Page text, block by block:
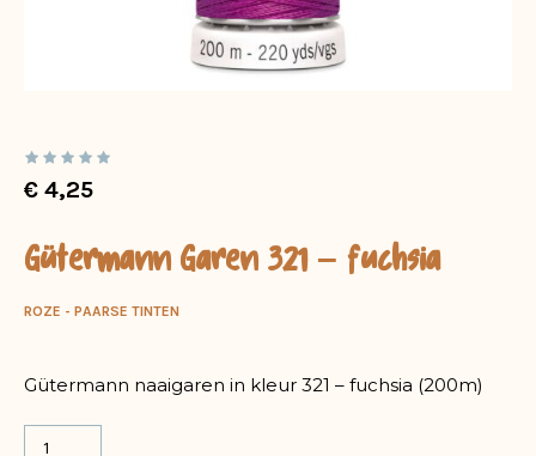
€ 4,25
Gütermann Garen 321 – fuchsia
ROZE - PAARSE TINTEN
Gütermann naaigaren in kleur 321 – fuchsia (200m)